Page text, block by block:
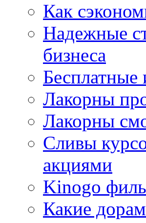
Как
Надежные
бизнеса
Лакорны
Лакорны
Сливы
акциями
Kinogo
Какие